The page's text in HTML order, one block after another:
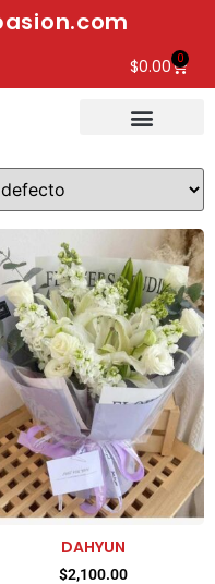
$0.00 0
DAHYUN
$2,100.00